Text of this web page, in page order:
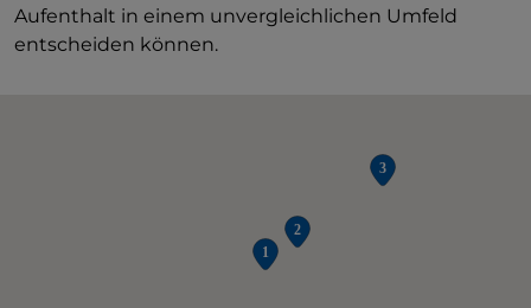
Aufenthalt in einem unvergleichlichen Umfeld
entscheiden können.